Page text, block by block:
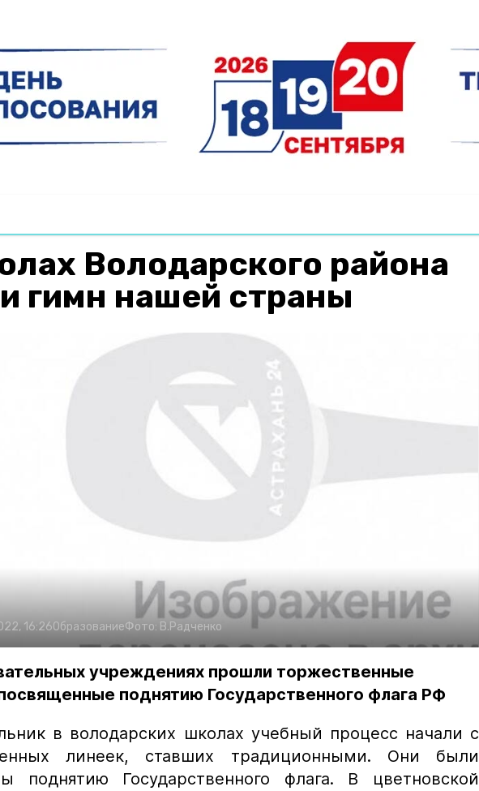
Володарского района
гимн нашей страны
16:26ОбразованиеФото: В.Радченко
учреждениях прошли торжественные
поднятию Государственного флага РФ
в володарских школах учебный процесс начали с
линеек, ставших традиционными. Они были
поднятию Государственного флага. В цветновской